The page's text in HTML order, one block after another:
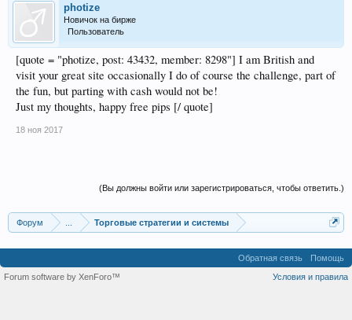
photize
Новичок на бирже
Пользователь
[quote = "photize, post: 43432, member: 8298"] I am British and
visit your great site occasionally I do of course the challenge, part of
the fun, but parting with cash would not be!
Just my thoughts, happy free pips [/ quote]
18 ноя 2017
(Вы должны войти или зарегистрироваться, чтобы ответить.)
Форум Торговые стратегии и системы
Обратная связь
Помощь
Условия и правила
Forum software by XenForo™